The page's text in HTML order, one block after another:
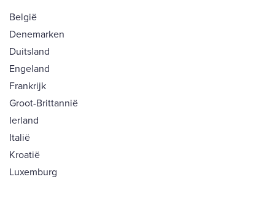
België
Denemarken
Duitsland
Engeland
Frankrijk
Groot-Brittannië
Ierland
Italië
Kroatië
Luxemburg